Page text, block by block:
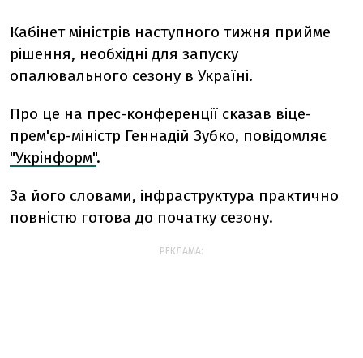
Кабінет міністрів наступного тижня прийме
рішення, необхідні для запуску
опалювального сезону в Україні.
Про це на прес-конференції сказав віце-
прем'єр-міністр Геннадій Зубко, повідомляє
"Укрінформ".
За його словами, інфраструктура практично
повністю готова до початку сезону.
РЕКЛАМА: